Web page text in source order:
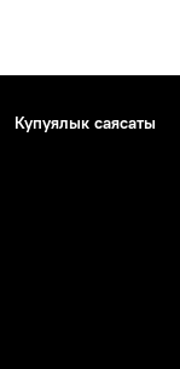
Купуялык саясаты